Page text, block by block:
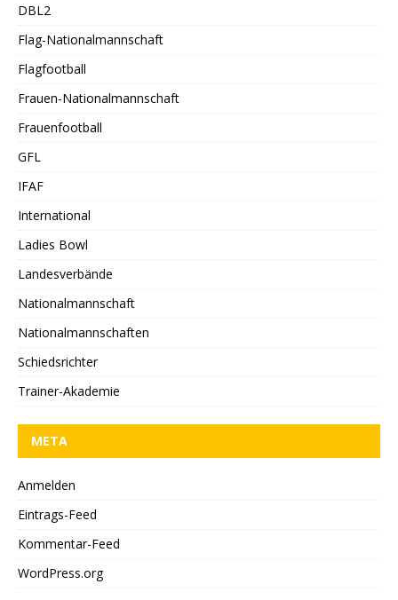
DBL2
Flag-Nationalmannschaft
Flagfootball
Frauen-Nationalmannschaft
Frauenfootball
GFL
IFAF
International
Ladies Bowl
Landesverbände
Nationalmannschaft
Nationalmannschaften
Schiedsrichter
Trainer-Akademie
META
Anmelden
Eintrags-Feed
Kommentar-Feed
WordPress.org